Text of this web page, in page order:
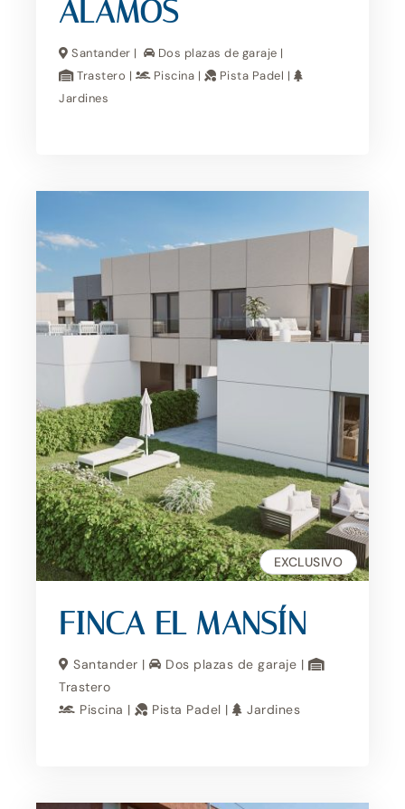
ÁLAMOS
Santander |
Dos plazas de garaje |
Trastero |
Piscina |
Pista Padel |
Jardines
EXCLUSIVO
FINCA EL MANSÍN
Santander |
Dos plazas de garaje |
Trastero
Piscina |
Pista Padel | Jardines